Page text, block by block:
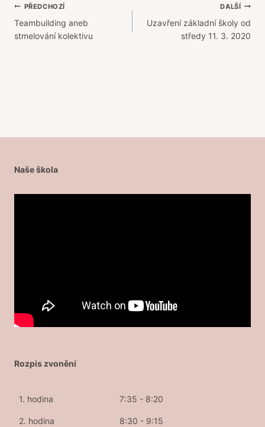
Navigace
pro
PŘEDCHOZÍ
Teambuilding aneb
stmelování kolektivu
DALŠÍ
Uzavření základní školy od
středy 11. 3. 2020
Naše škola
Rozpis zvonění
1. hodina 7:35 - 8:20
2. hodina 8:30 - 9:15